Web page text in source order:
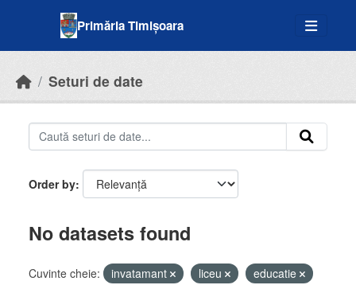
Primăria Timișoara
Seturi de date
Order by
No datasets found
Cuvinte cheie: invatamant liceu
educatie